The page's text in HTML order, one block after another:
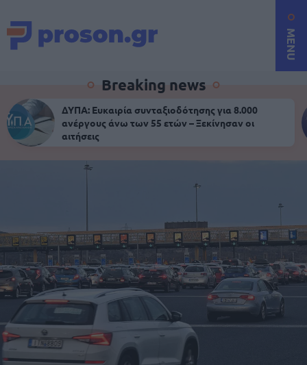
MENU
Breaking news
ΔΥΠΑ: Ευκαιρία συνταξιοδότησης για 8.000
ανέργους άνω των 55 ετών – Ξεκίνησαν οι
αιτήσεις